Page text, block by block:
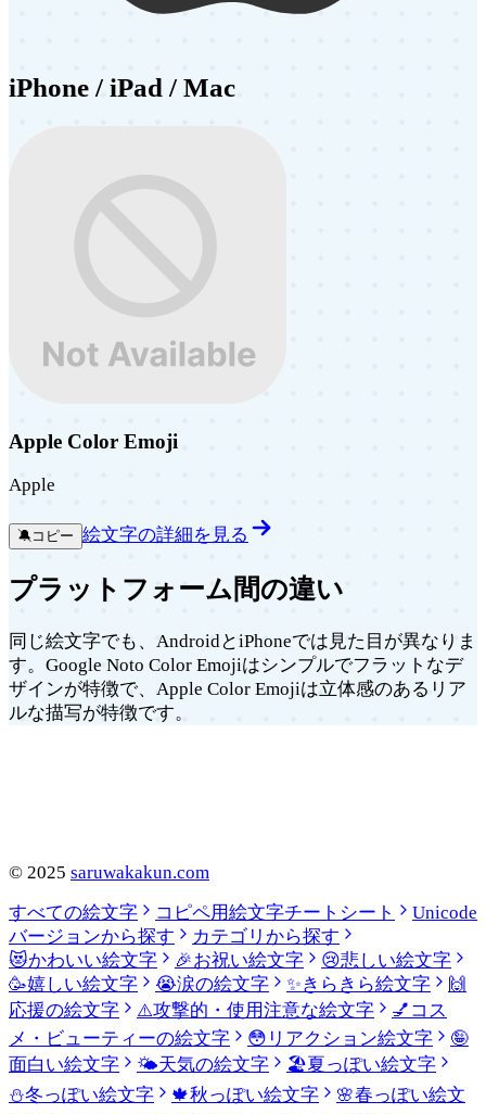
iPhone / iPad / Mac
Apple Color Emoji
Apple
🔕 コピー 絵文字の詳細を見る
プラットフォーム間の違い
同じ絵文字でも、AndroidとiPhoneでは見た目が異なりま
す。Google Noto Color Emojiはシンプルでフラットなデ
ザインが特徴で、Apple Color Emojiは立体感のあるリア
ルな描写が特徴です。
© 2025 saruwakakun.com
すべての絵文字
コピペ用絵文字チートシート
Unicode
バージョンから探す
カテゴリから探す
😻かわいい絵文字 🎉お祝い絵文字 😢悲しい絵文字
🥳嬉しい絵文字 😭涙の絵文字 ✨きらきら絵文字
🙌
応援の絵文字
⚠️攻撃的・使用注意な絵文字 💅 コス
メ・ビューティーの絵文字
😳 リアクション絵文字
🤪
面白い絵文字
🌤️天気の絵文字 🏖️夏っぽい絵文字
⛄冬っぽい絵文字 🍁秋っぽい絵文字 🌸春っぽい絵文